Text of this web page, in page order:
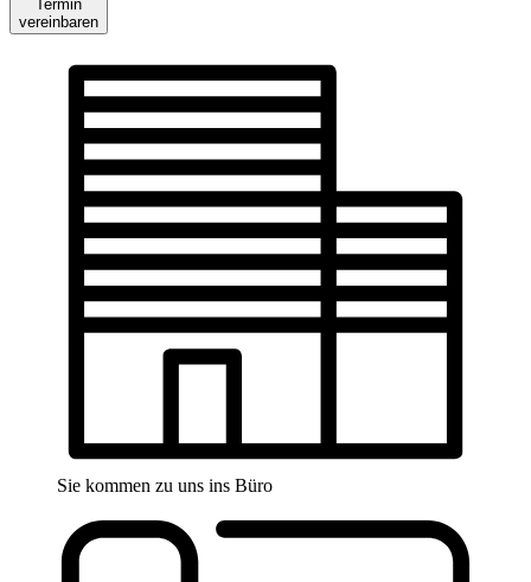
Termin
vereinbaren
Sie kommen zu uns ins Büro